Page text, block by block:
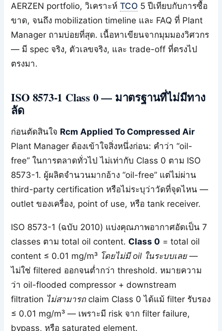
AERZEN portfolio, วิเคราะห์TCO 5 ปีเทียบกับการซื้อ
ขาด, จนถึง mobilization timeline และ FAQ ที่ Plant
Manager ถามบ่อยที่สุด. เนื้อหาเขียนจากมุมมองวิศวกร
— มี spec จริง, ตัวเลขจริง, และ trade-off ที่ตรงไป
ตรงมา.
ISO 8573-1 Class 0 — มาตรฐานที่ไม่มีทาง
ลัด
ก่อนตัดสินใจ Rcm Applied To Compressed Air
Plant Manager ต้องเข้าใจสิ่งหนึ่งก่อน: คำว่า “oil-
free” ในการตลาดทั่วไป ไม่เท่ากับ Class 0 ตาม ISO
8573-1. ผู้ผลิตจำนวนมากอ้าง “oil-free” แต่ไม่ผ่าน
third-party certification หรือไม่ระบุว่าวัดที่จุดไหน —
outlet ของเครื่อง, point of use, หรือ tank receiver.
ISO 8573-1 (ฉบับ 2010) แบ่งคุณภาพอากาศอัดเป็น 7
classes ตาม total oil content.Class 0 = total oil
content ≤ 0.01 mg/m³ โดยไม่มี oil ในระบบเลย—
ไม่ใช่ filtered ออกจนต่ำกว่า threshold. หมายความ
ว่า oil-flooded compressor + downstream
filtration ไม่สามารถclaim Class 0 ได้แม้ filter รับรอง
≤ 0.01 mg/m³ — เพราะมี risk จาก filter failure,
bypass, หรือ saturated element.